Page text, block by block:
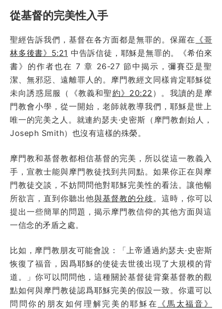
從基督的完美性入手
聖經告訴我們，基督在各方面都是無罪的。保羅在 《哥
林多後書》5:21 中告訴信徒，耶穌是無罪的。《希伯來
書》的作者也在 7 章 26-27 節中揭示，彌賽亞是聖
潔、無邪惡、遠離罪人的。摩門教經文同樣肯定耶穌從
未向誘惑屈服（《教義和聖約》20:22 ）。我讀的是摩
門教會小學，從一開始，老師就教導我們，耶穌是世上
唯一的完美之人。就連約瑟夫·史密斯（摩門教創始人，
Joseph Smith）也沒有這樣的殊榮。
摩門教和基督教都相信基督的完美，所以從這一教義入
手，宣教士能與摩門教徒找到共同點。如果你正在與摩
門教徒交談，不妨問問他對耶穌完美性的看法。讓他暢
所欲言，直到你聽出他與基督教的分歧 。這時，你可以
提出一些簡單的問題，揭示摩門教信仰的其他方面與這
一信念的矛盾之處。
比如，摩門教朋友可能會說：「上帝通過約瑟夫·史密斯
恢復了福音，因爲耶穌的使徒去世後出現了大規模的背
道。」你可以問問他，這種關於基督徒背棄基督教的觀
點如何與摩門教徒認爲耶穌完美的假設一致。你還可以
問問你的朋友如何理解完美的耶穌在 《馬太福音》